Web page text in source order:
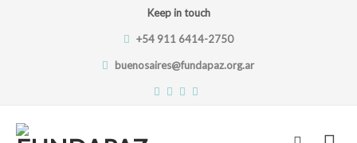
Keep in touch
+54 911 6414-2750
buenosaires@fundapaz.org.ar